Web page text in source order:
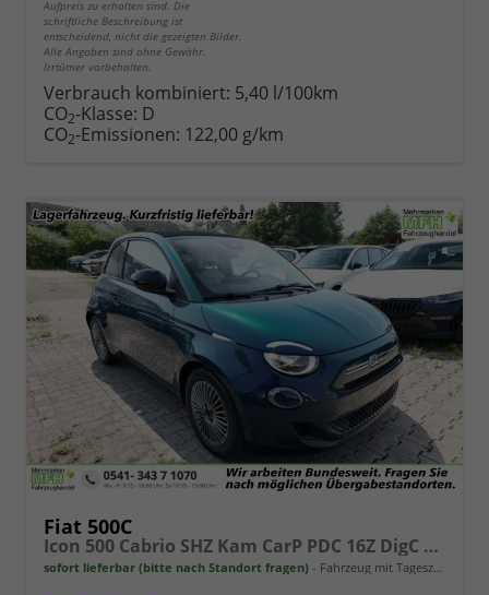
Aufpreis zu erhalten sind. Die
schriftliche Beschreibung ist
entscheidend, nicht die gezeigten Bilder.
Alle Angaben sind ohne Gewähr.
Irrtümer vorbehalten.
Verbrauch kombiniert: 5,40 l/100km
CO2-Klasse: D
CO2-Emissionen: 122,00 g/km
Fiat 500C
Icon 500 Cabrio SHZ Kam CarP PDC 16Z DigC Klimaa
sofort lieferbar (bitte nach Standort fragen) Fahrzeug mit Tageszulassung